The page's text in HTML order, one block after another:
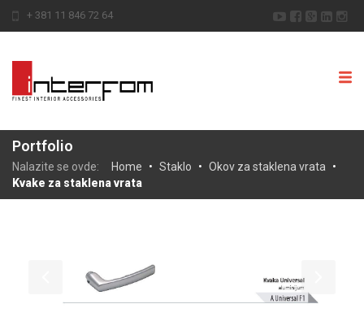
+ 381 11 846 72 64
Portfolio
Nalazite se ovde: Home • Staklo • Okov za staklena vrata •
Kvake za staklena vrata